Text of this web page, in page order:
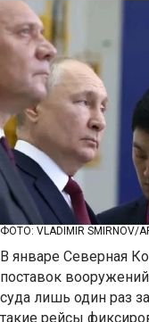
ФОТО: VLADIMIR SMIRNOV/
В январе Северная
поставок
суда лишь один раз
такие рейсы